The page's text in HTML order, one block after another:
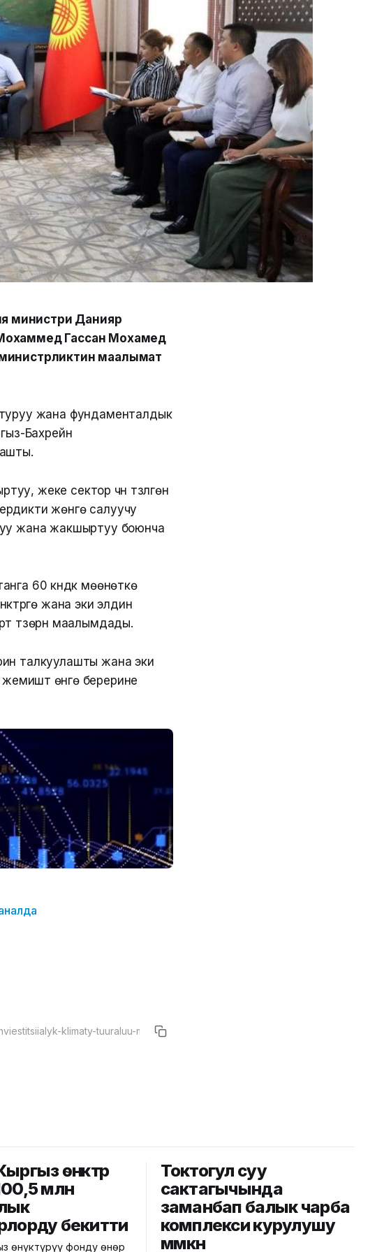
министри Данияр
Гассан Мохамед
маалымат
жана фундаменталдык
Бахрейн
жеке сектор үчүн түзүлгөн
жөнгө салуучу
жана жакшыртуу боюнча
60 күндүк мөөнөткө
жана эки элдин
түзөрүн маалымдады.
талкуулашты жана эки
өнүгө берерине
өнүктүрүү
млн
бекитти
өнүктүрүү фонду өнөр
Токтогул суу
сактагычында
заманбап балык чарба
комплекси курулушу
мүмкүн